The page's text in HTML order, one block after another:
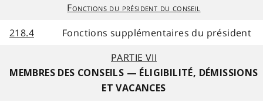
Fonctions du président du conseil
218.4
Fonctions supplémentaires du président
PARTIE VII
MEMBRES DES CONSEILS — ÉLIGIBILITÉ, DÉMISSIONS
ET VACANCES